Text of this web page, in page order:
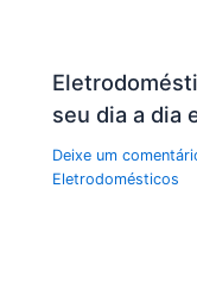
seu dia a dia
Deixe um
Eletrodomésticos